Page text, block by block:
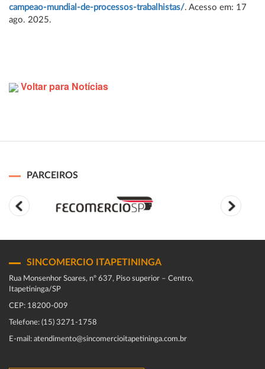
campeao-mundial-de-processos-trabalhistas/. Acesso em: 17
ago. 2025.
Voltar para Notícias
PARCEIROS
SINCOMERCIO ITAPETININGA
Rua Monsenhor Soares, nº 637, Piso superior – Centro,
Itapetininga/SP
CEP: 18200-009
Telefone: (15) 3271-1758
E-mail: atendimento@sincomercioitapetininga.com.br